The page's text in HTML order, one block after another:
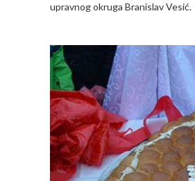
upravnog okruga Branislav Vesić.